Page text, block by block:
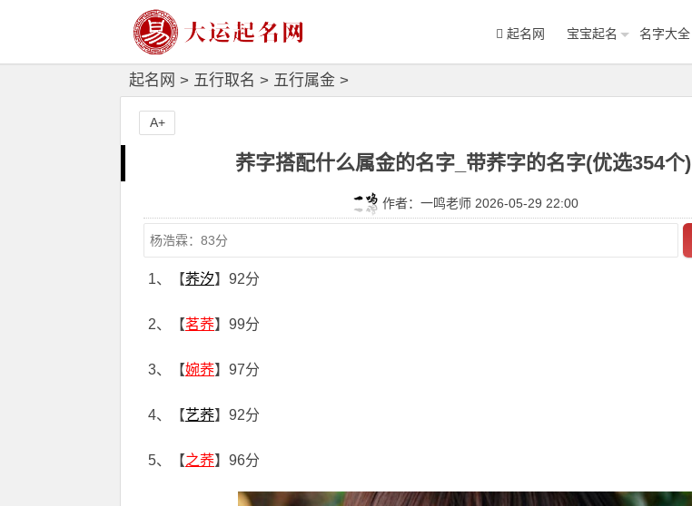
起名网 宝宝起名 名字大全
起名网 > 五行取名 > 五行属金 >
荞字搭配什么属金的名字_带荞字的名字(优选354个)
作者：一鸣老师 2026-05-29 22:00
1、【荞汐】92分
2、【茗荞】99分
3、【婉荞】97分
4、【艺荞】92分
5、【之荞】96分
A+